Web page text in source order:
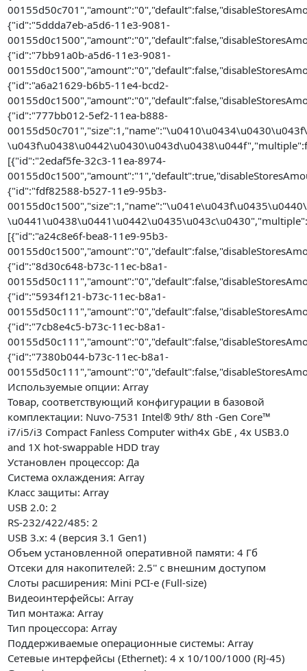
{"id":"5ddda7eb-a5d6-11e3-9081-
{"id":"7bb91a0b-a5d6-11e3-9081-
{"id":"a6a21629-b6b5-11e4-bcd2-
{"id":"777bb012-5ef2-11ea-b888-
[{"id":"2edaf5fe-32c3-11ea-8974-
{"id":"fdf82588-b527-11e9-95b3-
[{"id":"a24c8e6f-bea8-11e9-95b3-
{"id":"8d30c648-b73c-11ec-b8a1-
{"id":"5934f121-b73c-11ec-b8a1-
{"id":"7cb8e4c5-b73c-11ec-b8a1-
{"id":"7380b044-b73c-11ec-b8a1-
Используемые опции: Array
Товар, соответствующий конфигурации в базовой
комплектации: Nuvo-7531 Intel® 9th/ 8th -Gen Core™
i7/i5/i3 Compact Fanless Computer with4x GbE , 4x USB3.0
and 1X hot-swappable HDD tray
Установлен процессор: Да
Система охлаждения: Array
Класс защиты: Array
USB 2.0: 2
RS-232/422/485: 2
USB 3.x: 4 (версия 3.1 Gen1)
Объем установленной оперативной памяти: 4 Гб
Отсеки для накопителей: 2.5'' с внешним доступом
Слоты расширения: Mini PCI-e (Full-size)
Видеоинтерфейсы: Array
Тип монтажа: Array
Тип процессора: Array
Поддерживаемые операционные системы: Array
Сетевые интерфейсы (Ethernet): 4 x 10/100/1000 (RJ-45)